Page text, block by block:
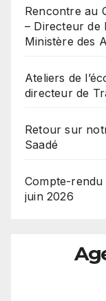
Rencontre au
– Directeur de
Ministère des
Ateliers de
directeur de
Retour sur
Saadé
Compte-rendu
juin 2026